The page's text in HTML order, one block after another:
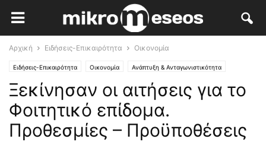
Αρχική Ειδήσεις-Επικαιρότητα Οικονομία
Ειδήσεις-Επικαιρότητα Οικονομία Ανάπτυξη & Ανταγωνιστικότητα
Κλάδοι Αιχμής
Ξεκίνησαν οι αιτήσεις για το
Φοιτητικό επίδομα.
Προθεσμίες – Προϋποθέσεις